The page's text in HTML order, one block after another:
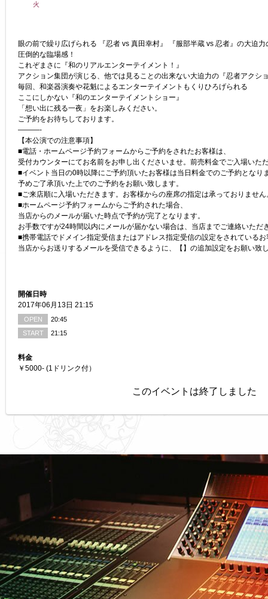
火
眼の前で繰り広げられる 『忍者 vs 真田幸村』 『服部半蔵 vs 忍者』の大迫力
圧倒的な臨場感！
これぞまさに『和のリアルエンターテイメント！』
アクション集団が演じる、他では見ることの出来ない大迫力の『忍者アクシ
毎回、和楽器演奏や花魁によるエンターテイメントもくりひろげられる
ここにしかない『和のエンターテイメントショー』
「想い出に残る一夜」をお楽しみください。
ご予約をお待ちしております。
———-
【本公演での注意事項】
■電話・ホームページ予約フォームからご予約をされたお客様は、
受付カウンターにてお名前をお申し出くださいませ。前売料金でご入場いた
■イベント当日の0時以降にご予約頂いたお客様は当日料金でのご予約となり
予めご了承頂いた上でのご予約をお願い致します。
■ご来店順に入場いただきます。お客様からの座席の指定は承っておりません
■ホームページ予約フォームからご予約された場合、
当店からのメールが届いた時点で予約が完了となります。
お手数ですが24時間以内にメールが届かない場合は、当店までご連絡いただ
■携帯電話でドメイン指定受信またはアドレス指定受信の設定をされているお
当店からお送りするメールを受信できるように、【】の追加設定をお願い致
開催日時
2017年06月13日 21:15
OPEN
20:45
START
21:15
料金
￥5000- (1ドリンク付）
このイベントは終了しました